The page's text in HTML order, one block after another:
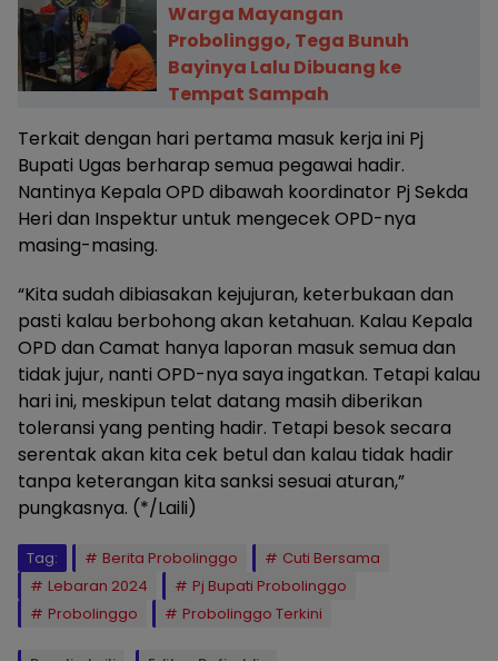
Warga Mayangan
Probolinggo, Tega Bunuh
Bayinya Lalu Dibuang ke
Tempat Sampah
Terkait dengan hari pertama masuk kerja ini Pj
Bupati Ugas berharap semua pegawai hadir.
Nantinya Kepala OPD dibawah koordinator Pj Sekda
Heri dan Inspektur untuk mengecek OPD-nya
masing-masing.
“Kita sudah dibiasakan kejujuran, keterbukaan dan
pasti kalau berbohong akan ketahuan. Kalau Kepala
OPD dan Camat hanya laporan masuk semua dan
tidak jujur, nanti OPD-nya saya ingatkan. Tetapi kalau
hari ini, meskipun telat datang masih diberikan
toleransi yang penting hadir. Tetapi besok secara
serentak akan kita cek betul dan kalau tidak hadir
tanpa keterangan kita sanksi sesuai aturan,”
pungkasnya. (*/Laili)
Tag: Berita Probolinggo
Cuti Bersama
Lebaran 2024
Pj Bupati Probolinggo
Probolinggo
Probolinggo Terkini